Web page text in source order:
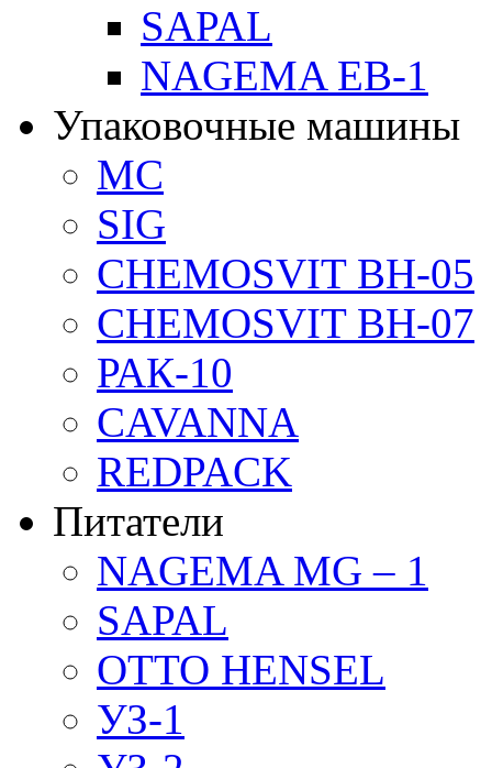
SAPAL
NAGEMA EB-1
Упаковочные машины
MC
SIG
CHEMOSVIT BH-05
CHEMOSVIT BH-07
РАК-10
CAVANNA
REDPACK
Питатели
NAGEMA MG – 1
SAPAL
OTTO HENSEL
УЗ-1